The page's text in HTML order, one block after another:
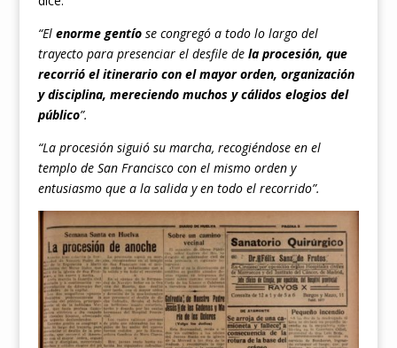
“El enorme gentíose congregó a todo lo largo del
trayecto para presenciar el desfile de la procesión, que
recorrió el itinerario con el mayor orden, organización
y disciplina, mereciendo muchos y cálidos elogios del
público”.
“La procesión siguió su marcha, recogiéndose en el
templo de San Francisco con el mismo orden y
entusiasmo que a la salida y en todo el recorrido”.